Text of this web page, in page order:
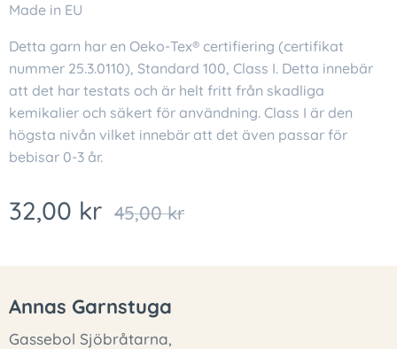
Made in EU
Detta garn har en Oeko-Tex® certifiering (certifikat
nummer 25.3.0110), Standard 100, Class I. Detta innebär
att det har testats och är helt fritt från skadliga
kemikalier och säkert för användning. Class I är den
högsta nivån vilket innebär att det även passar för
bebisar 0-3 år.
32,00 kr 45,00kr
Annas Garnstuga
Gassebol Sjöbråtarna,